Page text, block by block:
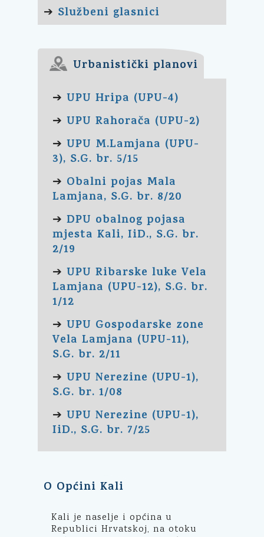
➔ Službeni glasnici
Urbanistički planovi
➔ UPU Hripa (UPU-4)
➔ UPU Rahorača (UPU-2)
➔ UPU M.Lamjana (UPU-
3), S.G. br. 5/15
➔ Obalni pojas Mala
Lamjana, S.G. br. 8/20
➔ DPU obalnog pojasa
mjesta Kali, IiD., S.G. br.
2/19
➔ UPU Ribarske luke Vela
Lamjana (UPU-12), S.G. br.
1/12
➔ UPU Gospodarske zone
Vela Lamjana (UPU-11),
S.G. br. 2/11
➔ UPU Nerezine (UPU-1),
S.G. br. 1/08
➔ UPU Nerezine (UPU-1),
IiD., S.G. br. 7/25
O Općini Kali
Kali je naselje i općina u
Republici Hrvatskoj, na otoku